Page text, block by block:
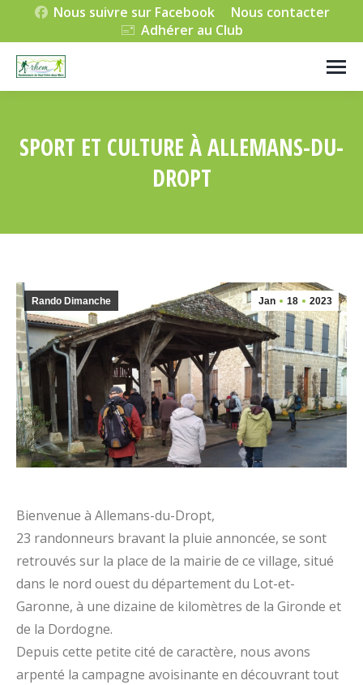
Nous suivre sur Facebook
Nous contacter
Adhérer au Club
SPORT ET CULTURE À ALLEMANS-DU-
DROPT
Jan 18 2023
Rando Dimanche
Bienvenue à Allemans-du-Dropt,
23 randonneurs bravant la pluie annoncée, se sont
retrouvés sur la place de la mairie de ce village, situé
dans le nord ouest du département du Lot-et-
Garonne, à une dizaine de kilomètres de la Gironde et
de la Dordogne.
Depuis cette petite cité de caractère, nous avons
arpenté la campagne avoisinante en découvrant tout